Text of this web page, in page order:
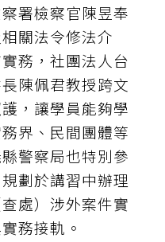
署檢察官陳昱奉
關法令修法介
務，社團法人台
陳佩君教授跨文
，讓學員能夠學
界、民間團體等
警察局也特別參
劃於講習中辦理
處）涉外案件實
務接軌。